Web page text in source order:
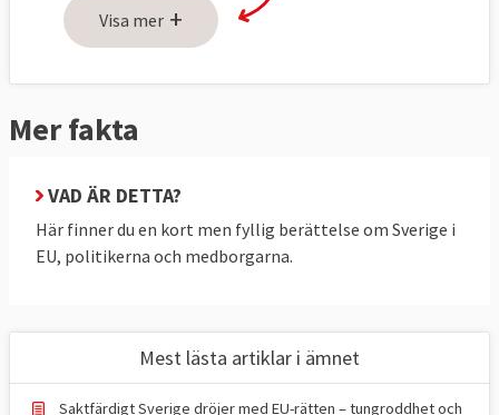
Sveriges talan i EU:s råd. Även
Europaparlamentariker
I regeringsförklaringen
upprepade statsminister Ulf Kristersson (M)
tidigare statsministrars uttalanden om EU:s
– Det europeiska samarbetet och dess
värdegemenskap är viktigare än någonsin –
Visa mer +
Mer fakta
VAD ÄR DETTA?
Här finner du en kort men fyllig berättelse om Sverige i
EU, politikerna och medborgarna.
Mest lästa artiklar i ämnet
Saktfärdigt Sverige dröjer med EU-rätten – tungroddhet och